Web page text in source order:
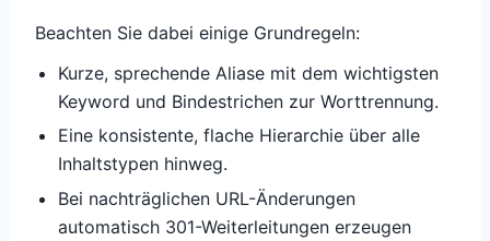
Beachten Sie dabei einige Grundregeln:
Kurze, sprechende Aliase mit dem wichtigsten
Keyword und Bindestrichen zur Worttrennung.
Eine konsistente, flache Hierarchie über alle
Inhaltstypen hinweg.
Bei nachträglichen URL-Änderungen
automatisch 301-Weiterleitungen erzeugen